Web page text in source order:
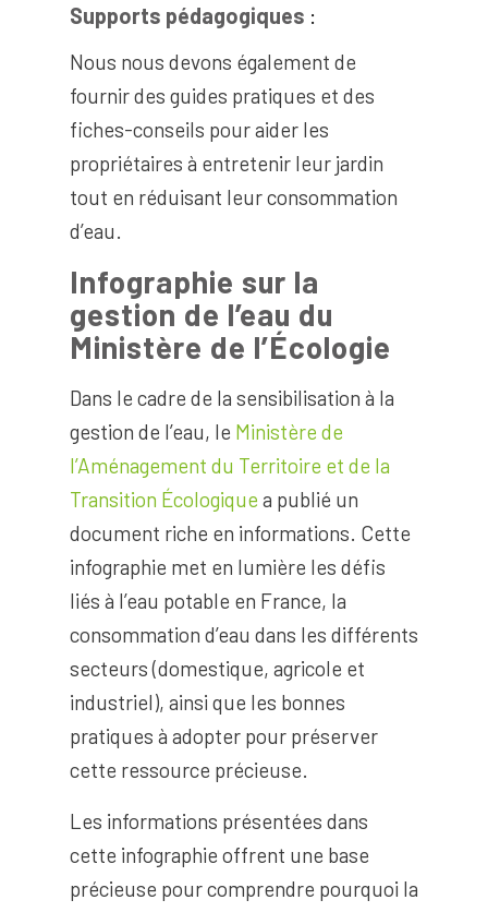
Supports pédagogiques :
Nous nous devons également de
fournir des guides pratiques et des
fiches-conseils pour aider les
propriétaires à entretenir leur jardin
tout en réduisant leur consommation
d’eau.
Infographie sur la
gestion de l’eau du
Ministère de l’Écologie
Dans le cadre de la sensibilisation à la
gestion de l’eau, le Ministère de
l’Aménagement du Territoire et de la
Transition Écologique a publié un
document riche en informations. Cette
infographie met en lumière les défis
liés à l’eau potable en France, la
consommation d’eau dans les différents
secteurs (domestique, agricole et
industriel), ainsi que les bonnes
pratiques à adopter pour préserver
cette ressource précieuse.
Les informations présentées dans
cette infographie offrent une base
précieuse pour comprendre pourquoi la